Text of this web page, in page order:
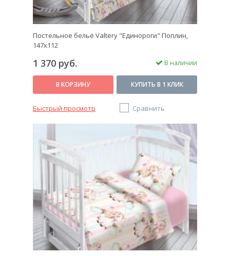
Постельное бельё Valtery "Единороги" Поплин,
147x112
1 370 руб. В наличии
В КОРЗИНУ КУПИТЬ В 1 КЛИК
Быстрый просмотр Сравнить